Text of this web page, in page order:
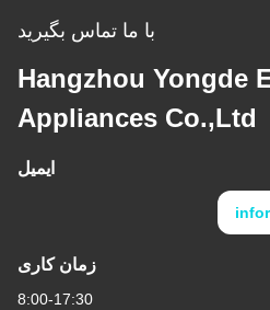
با ما تماس بگیرید
Hangzhou Yongde
Appliances Co.,Ltd
ایمیل
زمان کاری
8:00-17:30